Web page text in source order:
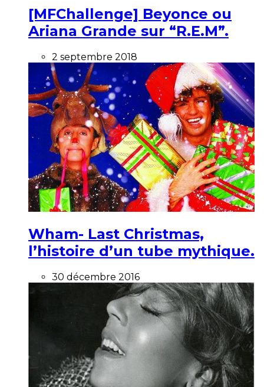
[MFChallenge] Beyonce ou
Ariana Grande sur “R.E.M”.
2 septembre 2018
Wham- Last Christmas,
l’histoire d’un tube mythique.
30 décembre 2016